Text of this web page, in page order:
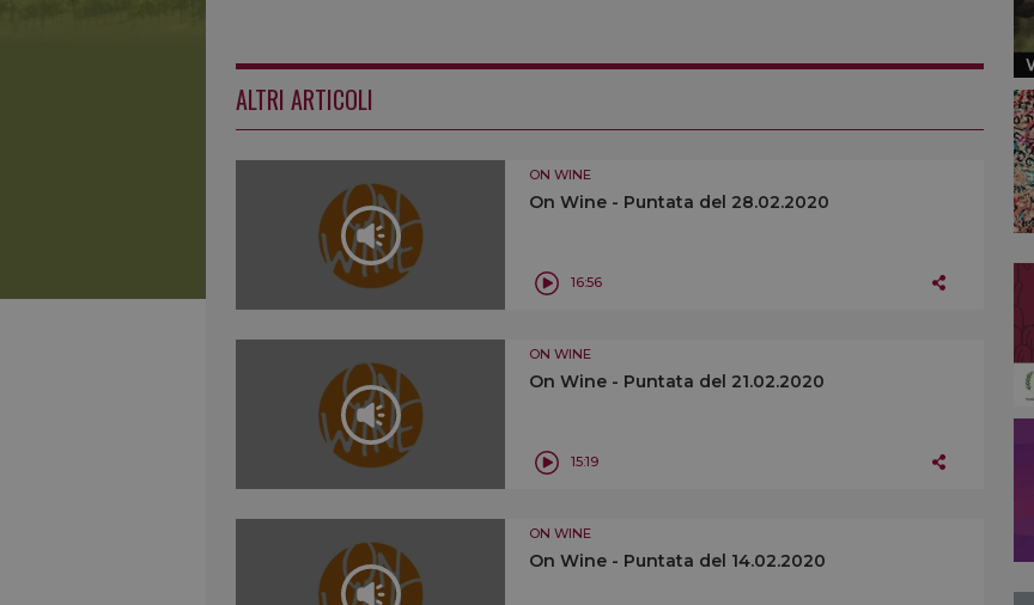
ALTRI ARTICOLI
ON WINE
On Wine - Puntata del 28.02.2020
16:56
ON WINE
On Wine - Puntata del 21.02.2020
15:19
ON WINE
On Wine - Puntata del 14.02.2020